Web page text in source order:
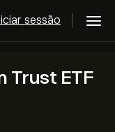
sessão
Trust ETF